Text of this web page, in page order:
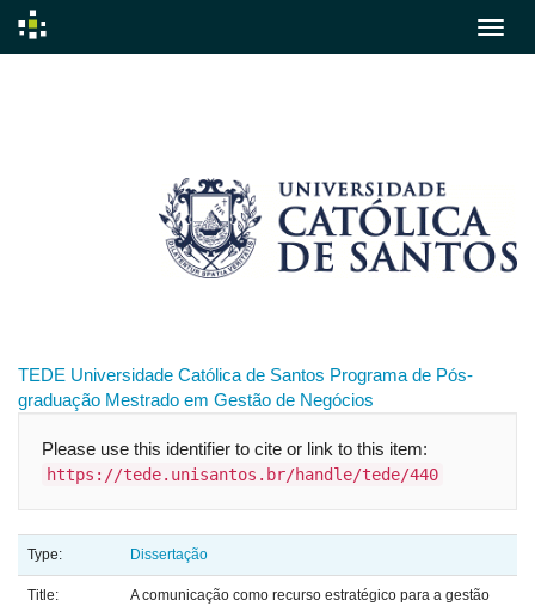
TEDE Universidade Católica de Santos Programa de Pós-
graduação Mestrado em Gestão de Negócios
Please use this identifier to cite or link to this item:
https://tede.unisantos.br/handle/tede/440
Type: Dissertação
Title:
A comunicação como recurso estratégico para a gestão